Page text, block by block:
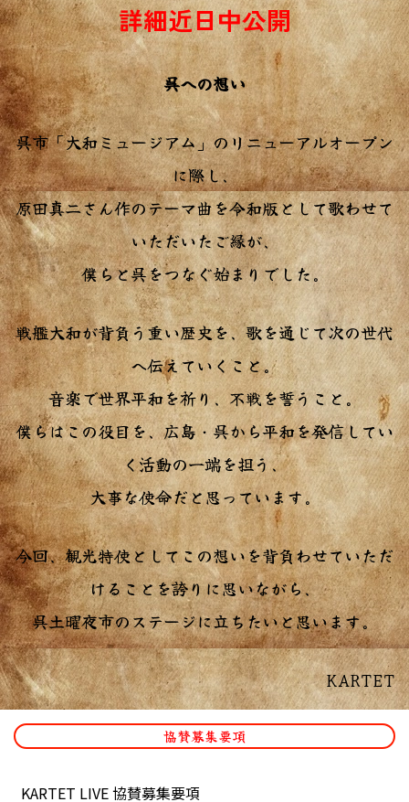
詳細近日中公開
呉への想い
呉市「大和ミュージアム」のリニューアルオープン
に際し、
原田真二さん作のテーマ曲を令和版として歌わせて
いただいたご縁が、
僕らと呉をつなぐ始まりでした。
戦艦大和が背負う重い歴史を、歌を通じて次の世代
へ伝えていくこと。
音楽で世界平和を祈り、不戦を誓うこと。
僕らはこの役目を、広島・呉から平和を発信してい
く活動の一端を担う、
大事な使命だと思っています。
今回、観光特使としてこの想いを背負わせていただ
けることを誇りに思いながら、
呉土曜夜市のステージに立ちたいと思います。
KARTET
協賛募集要項